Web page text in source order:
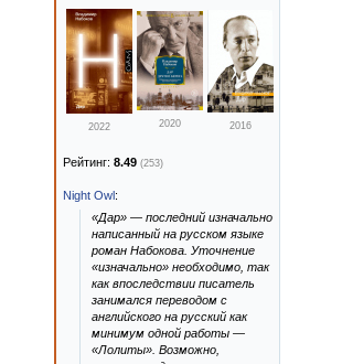
2022 2020 2016
Рейтинг: 8.49 (253)
Night Owl:
«Дар» — последний изначально
написанный на русском языке
роман Набокова. Уточнение
«изначально» необходимо, так
как впоследствии писатель
занимался переводом с
английского на русский как
минимум одной работы —
«Лолиты». Возможно,